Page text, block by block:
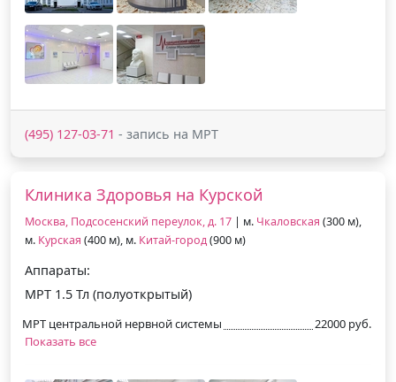
(495) 127-03-71 - запись на МРТ
Клиника Здоровья на Курской
Москва, Подсосенский переулок, д. 17 | м. Чкаловская (300 м),
м. Курская (400 м), м. Китай-город(900 м)
Аппараты:
МРТ 1.5 Тл (полуоткрытый)
МРТ центральной нервной системы
22000 руб.
Показать все